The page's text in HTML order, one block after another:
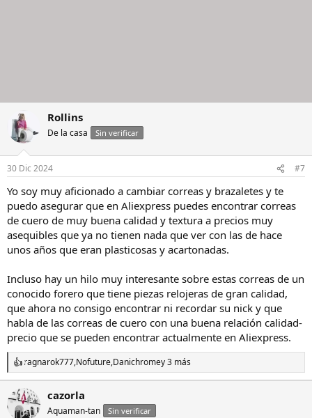
Rollins
De la casa Sin verificar
30 Dic 2024 #7
Yo soy muy aficionado a cambiar correas y brazaletes y te
puedo asegurar que en Aliexpress puedes encontrar correas
de cuero de muy buena calidad y textura a precios muy
asequibles que ya no tienen nada que ver con las de hace
unos años que eran plasticosas y acartonadas.
Incluso hay un hilo muy interesante sobre estas correas de un
conocido forero que tiene piezas relojeras de gran calidad,
que ahora no consigo encontrar ni recordar su nick y que
habla de las correas de cuero con una buena relación calidad-
precio que se pueden encontrar actualmente en Aliexpress.
R
e
a
c
c
ragnarok777,Nofuture,Danichromey 3 más
cazorla
Aquaman-tan Sin verificar